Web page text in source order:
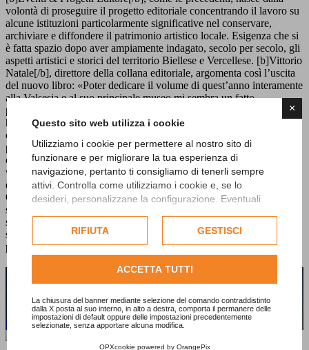
×
Questo sito web utilizza i cookie
Utilizziamo i cookie per permettere al nostro sito di
funzionare e per migliorare la tua esperienza di
navigazione, pertanto ti consigliamo di tenerli sempre
attivi. Controlla come utilizziamo i cookie e, se lo
desideri, personalizzane la configurazione. Eventuali
esclusivamente previa acquisizione del consenso
RIFIUTA GESTISCI
ACCETTA TUTTI
La chiusura del banner mediante selezione del comando contraddistinto
dalla X posta al suo interno, in alto a destra, comporta il permanere delle
impostazioni di default oppure delle impostazioni precedentemente
selezionate, senza apportare alcuna modifica.
OPXcookie powered by OrangePix
volontà di proseguire il progetto editoriale concentrando il lavoro su
alcune istituzioni particolarmente significative nel conservare,
archiviare e diffondere il patrimonio artistico locale. Esigenza che si
è fatta spazio dopo aver ampiamente indagato, secolo per secolo, gli
aspetti artistici e storici del territorio Biellese e Vercellese. [b]Vittorio
Natale[/b], direttore della collana editoriale, argomenta così l’uscita
del nuovo libro: «Poter dedicare il volume di quest’anno interamente
alla Valsesia e al suo principale museo mi sembra un fatto
particolarmente degno di nota. I temi trattati nei volumi precedenti,
hanno focalizzato l’attenzione su Biellese e Vercellese, lasciando di
conseguenza sullo sfondo una zona come la Valsesia nonostante a
partire dalla fine del Quattrocento, essa avesse assunto una
caratterizzazione tanto forte da risultare spesso determinante. Questa
valle ricchissima di testimonianze figurative, meritava iniziative
editoriali autonome, come quella, appunto, che oggi vede la luce».
Quest’operazione è stata possibile in primo luogo grazie alla
sensibilità di [b]Biverbanca[/b] verso il territorio e verso l’arte, il suo
sostegno è infatti fondamentale per la realizzazione del progetto
stesso. Il volume sarà in vendita a partire dal mese di dicembre del
prossimo anno.
Hai bisogno di maggiori informazioni sui
nostri prodotti o servizi?
Contattaci subito!